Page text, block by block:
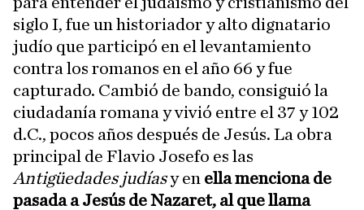
siglo I, fue un historiador y alto dignatario
judío que participó en el levantamiento
contra los romanos en el año 66 y fue
capturado. Cambió de bando, consiguió la
ciudadanía romana y vivió entre el 37 y 102
d.C., pocos años después de Jesús. La obra
principal de Flavio Josefo es las
Antigüedades judíasy en ella menciona de
pasada a Jesús de Nazaret, al que llama